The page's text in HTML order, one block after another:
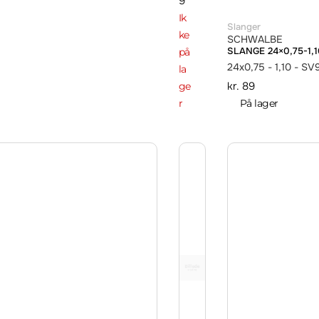
Ik
ke
på
la
ge
r
Slanger
SCHWALBE
SLANGE 24×0,75-
24x0,75 - 1,10 -
kr. 89
På lager